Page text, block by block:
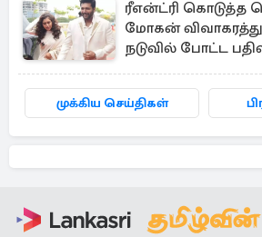
ரீஎன்ட்ரி கொடுத்த
மோகன் விவாகரத்து
நடுவில் போட்ட
முக்கிய செய்திகள்